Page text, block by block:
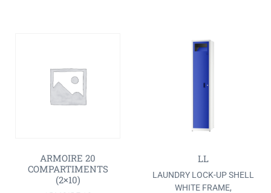
ARMOIRE 20
COMPARTIMENTS
(2×10)
LL
LAUNDRY LOCK-UP SHELL
WHITE FRAME,